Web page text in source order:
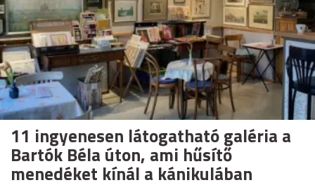
11 ingyenesen látogatható galéria a
Bartók Béla úton, ami hűsítő
menedéket kínál a kánikulában